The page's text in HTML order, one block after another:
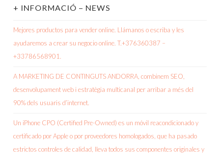
+ INFORMACIÓ – NEWS
Mejores productos para vender online. Llámanos o escriba y les
ayudaremos a crear su negocio online. T.+376360387 –
+33786568901.
A MARKETING DE CONTINGUTS ANDORRA, combinem SEO,
desenvolupament web i estratègia multicanal per arribar a més del
90% dels usuaris d’internet.
Un iPhone CPO (Certified Pre-Owned) es un móvil reacondicionado y
certificado por Apple o por proveedores homologados, que ha pasado
estrictos controles de calidad, lleva todos sus componentes originales y